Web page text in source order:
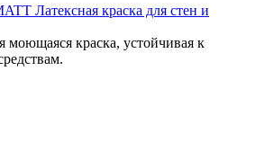
Латексная краска для стен и
моющаяся краска, устойчивая к